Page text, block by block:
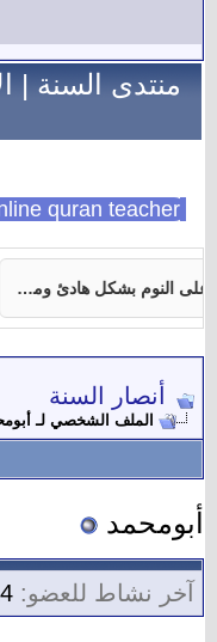
منتدى السنة|
quran teacher
7 نصائح تساعدك على النوم بشكل هادئ ومستمر
أنصار السنة
الملف الشخصي لـ
أبومحمد
آخر نشاط للعضو: